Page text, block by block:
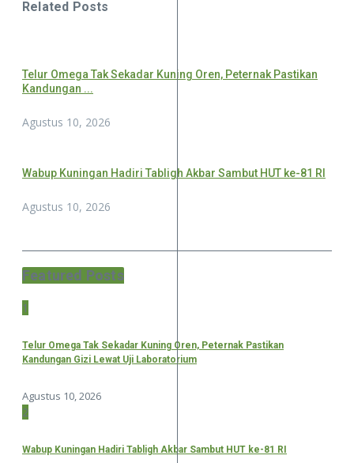
Related Posts
Telur Omega Tak Sekadar Kuning Oren, Peternak Pastikan
Kandungan ...
Agustus 10, 2026
Wabup Kuningan Hadiri Tabligh Akbar Sambut HUT ke-81 RI
Agustus 10, 2026
Featured Posts
1
Telur Omega Tak Sekadar Kuning Oren, Peternak Pastikan
Kandungan Gizi Lewat Uji Laboratorium
Agustus 10, 2026
2
Wabup Kuningan Hadiri Tabligh Akbar Sambut HUT ke-81 RI